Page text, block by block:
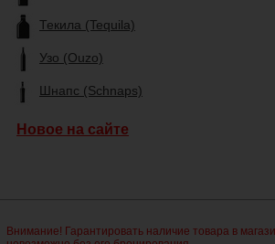
Текила (Tequila)
Узо (Ouzo)
Шнапс (Schnaps)
Новое на сайте
Внимание! Гарантировать наличие товара в